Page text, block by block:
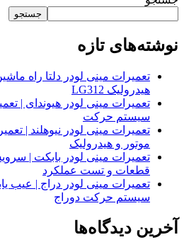
جستجو
نوشته‌های تازه
تعمیرات مینی لودر دلتا راه
هیدرولیک LG312
تعمیرات مینی لودر هیوندای |
سیستم حرکت
تعمیرات مینی لودر نیوهلند |
موتور و هیدرولیک
تعمیرات مینی لودر بابکت |
قطعات و تست عملکرد
تعمیرات مینی لودر دراج | عیب
سیستم حرکت دوراج
آخرین دیدگاه‌ها